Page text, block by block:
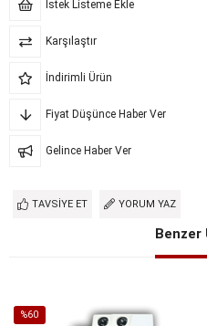
İstek Listeme Ekle
Karşılaştır
İndirimli Ürün
Fiyat Düşünce Haber Ver
Gelince Haber Ver
TAVSIYE ET YORUM YAZ
Benzer
%60